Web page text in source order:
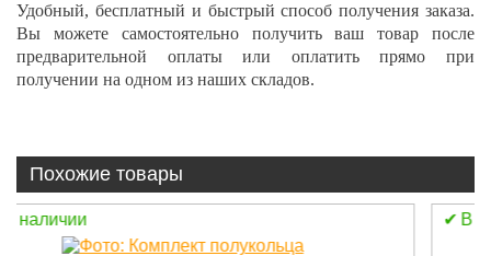
Удобный, бесплатный и быстрый способ получения заказа.
Вы можете самостоятельно получить ваш товар после
предварительной оплаты или оплатить прямо при
получении на одном из наших складов.
Похожие товары
В наличии